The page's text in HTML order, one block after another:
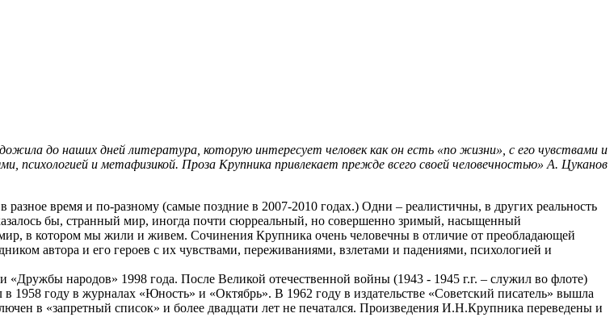
до наших дней литература, которую интересует человек как он есть «по жизни», с его чувствами и
психологией и метафизикой. Проза Крупника привлекает прежде всего своей человечностью» А. Цуканов
время и по-разному (самые поздние в 2007-2010 годах.) Одни – реалистичны, в других реальность
бы, странный мир, иногда почти сюрреальный, но совершенно зримый, насыщенный
в котором мы жили и живем. Сочинения Крупника очень человечны в отличие от преобладающей
автора и его героев с их чувствами, переживаниями, взлетами и падениями, психологией и
народов» 1998 года. После Великой отечественной войны (1943 - 1945 г.г. – служил во флоте)
1958 году в журналах «Юность» и «Октябрь». В 1962 году в издательстве «Советский писатель» вышла
в «запретный список» и более двадцати лет не печатался. Произведения И.Н.Крупника переведены и